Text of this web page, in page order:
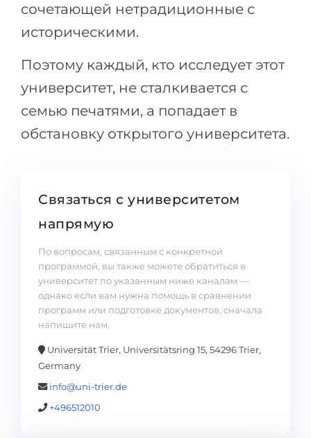
сочетающей нетрадиционные с
историческими.
Поэтому каждый, кто исследует этот
университет, не сталкивается с
семью печатями, а попадает в
обстановку открытого университета.
Связаться с университетом
напрямую
По вопросам, связанным с конкретной
программой, вы также можете обратиться в
университет по указанным ниже каналам —
однако если вам нужна помощь в сравнении
программ или подготовке документов, сначала
напишите нам.
Universität Trier, Universitätsring 15, 54296 Trier,
Germany
info@uni-trier.de
+496512010